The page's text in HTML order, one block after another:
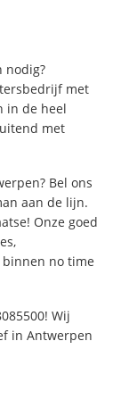
nodig?
met
in de heel
met
Bel ons
aan de lijn.
Onze goed
binnen no time
Wij
in Antwerpen